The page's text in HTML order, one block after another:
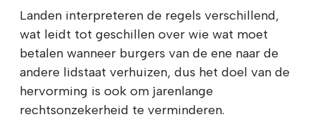
Landen interpreteren de regels verschillend,
wat leidt tot geschillen over wie wat moet
betalen wanneer burgers van de ene naar de
andere lidstaat verhuizen, dus het doel van de
hervorming is ook om jarenlange
rechtsonzekerheid te verminderen.